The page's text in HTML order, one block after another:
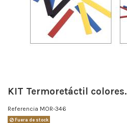
KIT Termoretáctil colores.
Referencia MOR-346
Fuera de stock